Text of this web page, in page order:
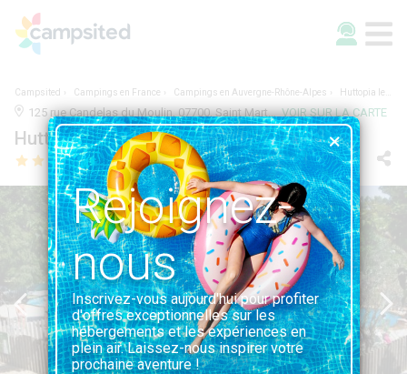
Campsited Campings en France Campings en Auvergne-Rhône-Alpes Huttopia le Moulin
125 rue Candelas du Moulin, 07700, Saint Martin d'Ardèche, France | ARDÈCHE, AUVERGNE-RHÔNE-ALPES VOIR SUR LA CARTE
Huttopia le Moulin
Rejoignez-
nous
Inscrivez-vous aujourd'hui pour profiter
d'offres exceptionnelles sur les
hébergements et les expériences en
plein air. Laissez-nous inspirer votre
prochaine aventure !